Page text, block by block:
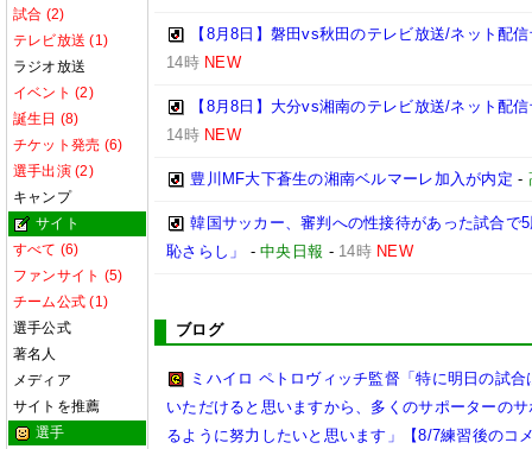
試合 (2)
テレビ放送 (1)
ラジオ放送
イベント (2)
誕生日 (8)
チケット発売 (6)
選手出演 (2)
キャンプ
サイト
すべて (6)
ファンサイト (5)
チーム公式 (1)
選手公式
著名人
メディア
サイトを推薦
選手
【8月8日】磐田vs秋田のテレビ放送/ネット配
14時 NEW
【8月8日】大分vs湘南のテレビ放送/ネット配
14時 NEW
豊川MF大下蒼生の湘南ベルマーレ加入が内定 -
韓国サッカー、審判への性接待があった試合
恥さらし」
-中央日報 - 14時 NEW
ブログ
ミハイロ ペトロヴィッチ監督「特に明日の試
いただけると思いますから、多くのサポーターの
るように努力したいと思います」【8/7練習後のコ